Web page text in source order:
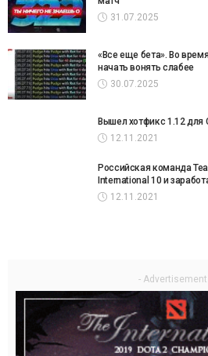
31.07.2025
«Все еще бета». Во
начать вонять слабее
30.07.2025
Вышел хотфикс 1.12 для
12.11.2021
Российская команда
International 10 и
12.11.2021
- Advertisement